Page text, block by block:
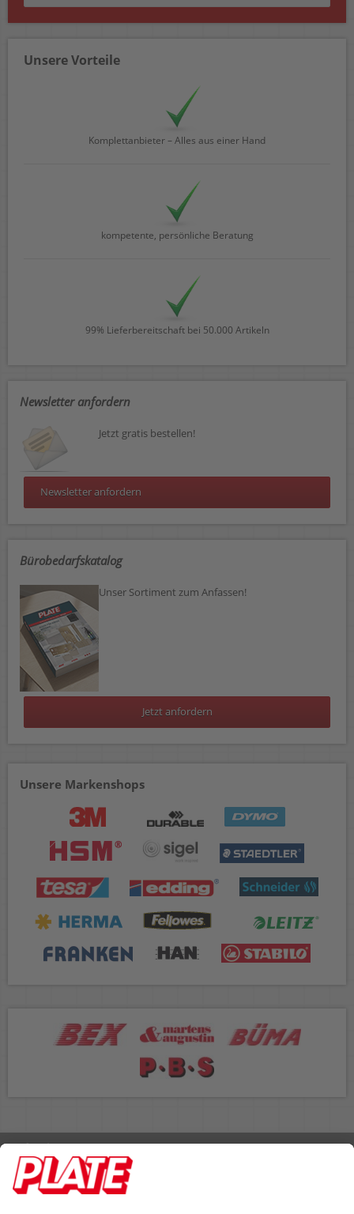
Unsere Vorteile
Komplettanbieter – Alles aus einer Hand
kompetente, persönliche Beratung
99% Lieferbereitschaft bei 50.000 Artikeln
Newsletter anfordern
Jetzt gratis bestellen!
Newsletter anfordern
Bürobedarfskatalog
Unser Sortiment zum Anfassen!
Jetzt anfordern
Unsere Markenshops
Rufen Sie uns an 04298 401-0
Lieferbedingungen Impressum